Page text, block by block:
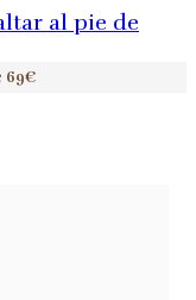
al pie de
69€